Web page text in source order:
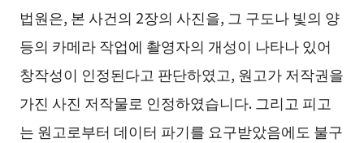
법원은, 본 사건의 2장의 사진을, 그 구도나 빛의 양
등의 카메라 작업에 촬영자의 개성이 나타나 있어
창작성이 인정된다고 판단하였고, 원고가 저작권을
가진 사진 저작물로 인정하였습니다. 그리고 피고
는 원고로부터 데이터 파기를 요구받았음에도 불구